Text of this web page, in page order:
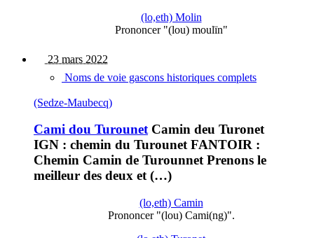
(lo,eth) Molin
Prononcer "(lou) moulïn"
23 mars 2022
Noms de voie gascons historiques complets
(Sedze-Maubecq)
Cami dou TurounetCamin deu Turonet
IGN : chemin du Turounet FANTOIR :
Chemin Camin de Turounnet Prenons le
meilleur des deux et (…)
(lo,eth) Camin
Prononcer "(lou) Cami(ng)".